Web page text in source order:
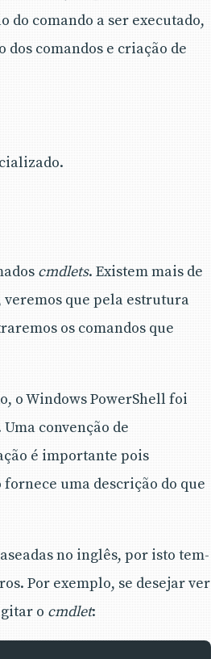
do comando a ser executado,
dos comandos e criação de
cmdlets. Existem mais de
veremos que pela estrutura
os comandos que
o Windows PowerShell foi
convenção de
é importante pois
uma descrição do que
no inglês, por isto tem-
Por exemplo, se desejar ver
o cmdlet: